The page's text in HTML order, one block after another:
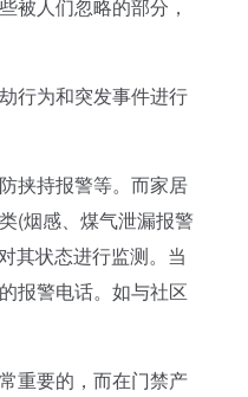
被人们忽略的部分，
行为和突发事件进行
挟持报警等。而家居
(烟感、煤气泄漏报警
其状态进行监测。当
报警电话。如与社区
重要的，而在门禁产